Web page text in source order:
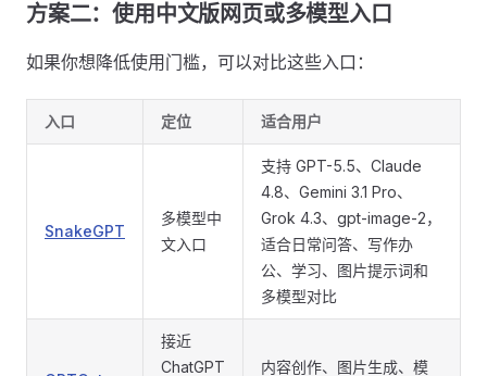
方案二：使用中文版网页或多模型入口
如果你想降低使用门槛，可以对比这些入口：
入口 定位 适合用户
SnakeGPT
多模型中
文入口
支持 GPT-5.5、Claude
4.8、Gemini 3.1 Pro、
Grok 4.3、gpt-image-2，
适合日常问答、写作办
公、学习、图片提示词和
多模型对比
接近
ChatGPT
内容创作、图片生成、模